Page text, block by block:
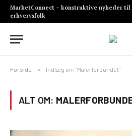
MarketConnect – konstruktive nyheder til
erhvervsfolk
Forside » Indlæg om "Malerforbundet"
ALT OM: